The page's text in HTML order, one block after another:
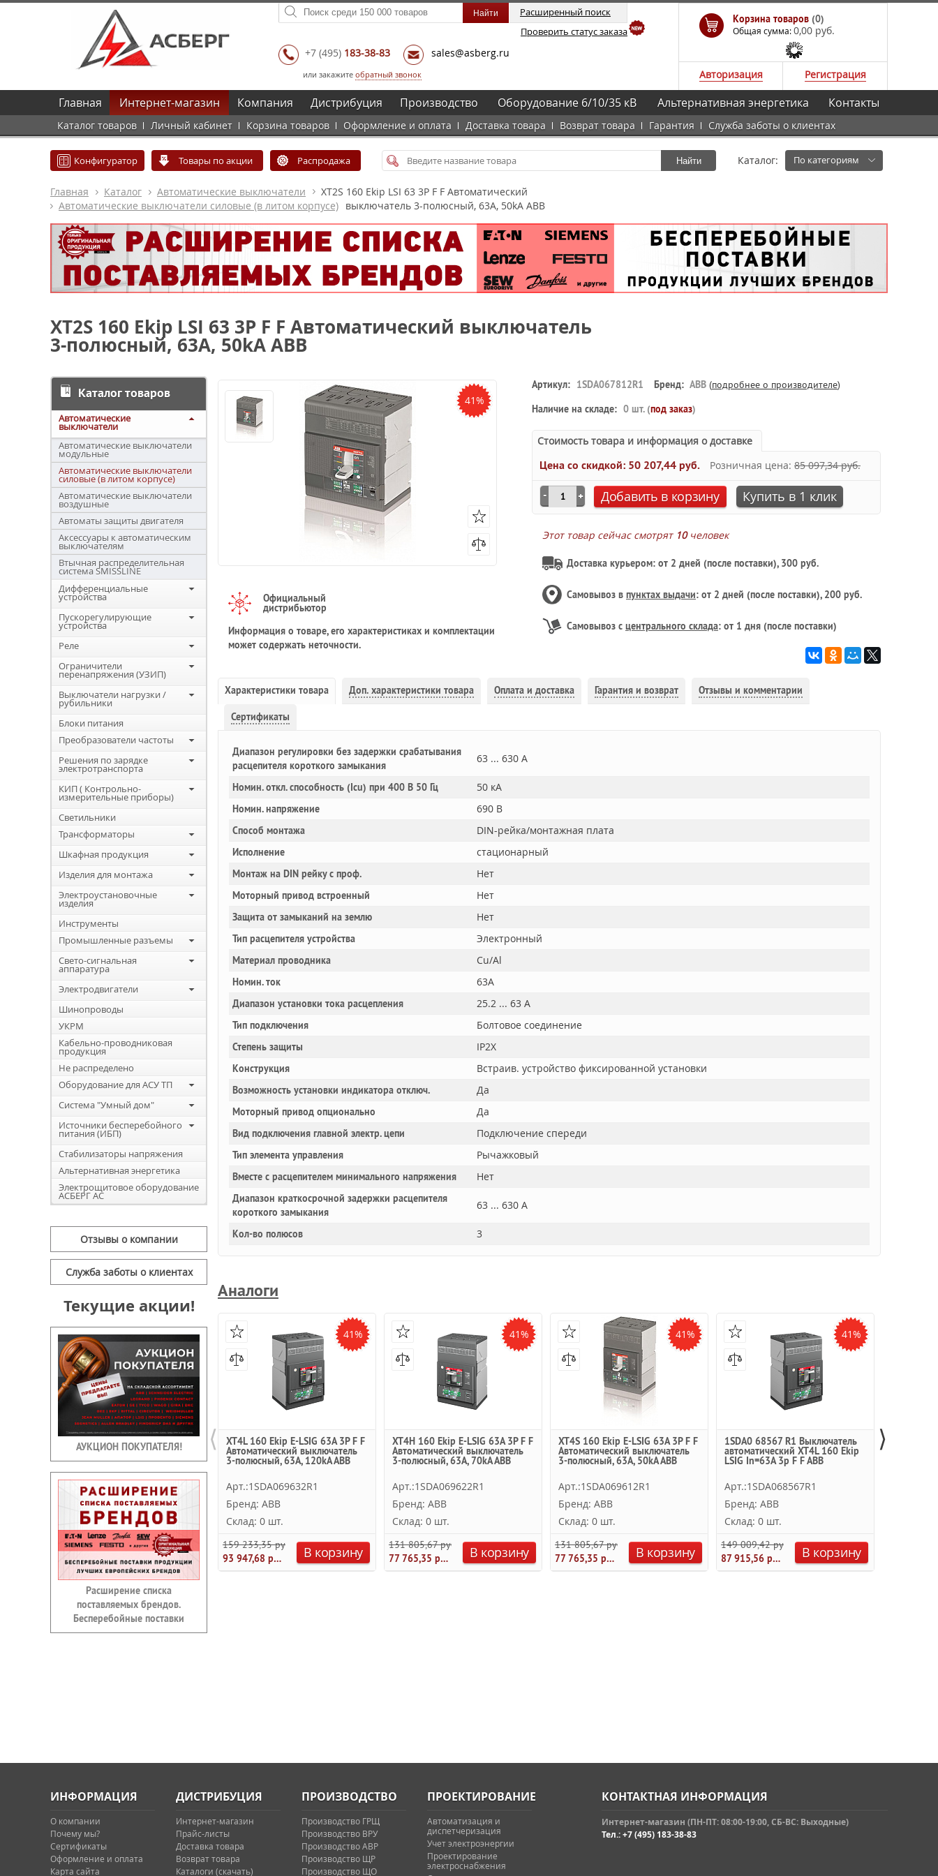
Расширенный поиск
Проверить статус заказа
+7 (495) 183-38-83 sales@asberg.ru
или закажите обратный звонок
Корзина товаров (0)
Общая сумма:0,00 руб.
Авторизация Регистрация
Главная Интернет-магазин
Каталог товаров Личный кабинет Корзина товаров Оформление и оплата Доставка товара Возврат товара Гарантия Служба заботы о клиентах
Компания Дистрибуция Производство Оборудование 6/10/35 кВ Альтернативная энергетика Контакты
Конфигуратор Товары по акции Распродажа Найти Каталог: По категориям
Главная Каталог
Автоматические выключатели
Автоматические выключатели силовые (в литом корпусе)
XT2S 160 Ekip LSI 63 3P F F Автоматический
выключатель 3-полюсный, 63А, 50kA ABB
XT2S 160 Ekip LSI 63 3P F F Автоматический выключатель
3-полюсный, 63А, 50kA ABB
Каталог товаров
Автоматические
выключатели
Автоматические выключатели
модульные
Автоматические выключатели
силовые (в литом корпусе)
Автоматические выключатели
воздушные
Автоматы защиты двигателя
Аксессуары к автоматическим
выключателям
Втычная распределительная
система SMISSLINE
Дифференциальные
устройства
Пускорегулирующие
устройства
Реле
Ограничители
перенапряжения (УЗИП)
Выключатели нагрузки /
рубильники
Блоки питания
Преобразователи частоты
Решения по зарядке
электротранспорта
КИП ( Контрольно-
измерительные приборы)
Светильники
Трансформаторы
Шкафная продукция
Изделия для монтажа
Электроустановочные
изделия
Инструменты
Промышленные разъемы
Свето-сигнальная
аппаратура
Электродвигатели
Шинопроводы
УКРМ
Кабельно-проводниковая
продукция
Не распределено
Оборудование для АСУ ТП
Система "Умный дом"
Источники бесперебойного
питания (ИБП)
Стабилизаторы напряжения
Альтернативная энергетика
Электрощитовое оборудование
АСБЕРГ АС
Отзывы о компании
Служба заботы о клиентах
Текущие акции!
АУКЦИОН ПОКУПАТЕЛЯ!
Расширение списка
поставляемых брендов.
Бесперебойные поставки
41%
Официальный
дистрибьютор
Информация о товаре, его характеристиках и комплектации
может содержать неточности.
Артикул: 1SDA067812R1 Бренд: ABB (подробнее о производителе)
Наличие на складе: 0 шт. (под заказ)
Стоимость товара и информация о доставке
Цена со скидкой: 50 207,44 руб. Розничная цена: 85 097,34 руб.
Добавить в корзину Купить в 1 клик
Этот товар сейчас смотрят 10человек
Доставка курьером: от 2 дней (после поставки), 300 руб.
Самовывоз в пунктах выдачи: от 2 дней (после поставки), 200 руб.
Самовывоз с центрального склада: от 1 дня (после поставки)
Характеристики товара Доп. характеристики товара Оплата и доставка Гарантия и возврат Отзывы и комментарии
Сертификаты
Диапазон регулировки без задержки срабатывания
расцепителя короткого замыкания
63 ... 630 А
Номин. откл. способность (Icu) при 400 В 50 Гц 50 кА
Номин. напряжение 690 В
Способ монтажа DIN-рейка/монтажная плата
Исполнение стационарный
Монтаж на DIN рейку с проф. Нет
Моторный привод встроенный Нет
Защита от замыканий на землю Нет
Тип расцепителя устройства Электронный
Материал проводника Cu/Al
Номин. ток 63A
Диапазон установки тока расцепления 25.2 ... 63 А
Тип подключения Болтовое соединение
Степень защиты IP2X
Конструкция Встраив. устройство фиксированной установки
Возможность установки индикатора отключ. Да
Моторный привод опционально Да
Вид подключения главной электр. цепи Подключение спереди
Тип элемента управления Рычажковый
Вместе с расцепителем минимального напряжения Нет
Диапазон краткосрочной задержки расцепителя
короткого замыкания
63 ... 630 А
Кол-во полюсов 3
Аналоги
41%
XT4L 160 Ekip E-LSIG 63A 3P F F
Автоматический выключатель
3-полюсный, 63A, 120kA ABB
Арт.:1SDA069632R1
Бренд: ABB
Склад: 0 шт.
159 233,35 руб.
93 947,68 руб.
В корзину
41%
XT4H 160 Ekip E-LSIG 63A 3P F F
Автоматический выключатель
3-полюсный, 63A, 70kA ABB
Арт.:1SDA069622R1
Бренд: ABB
Склад: 0 шт.
131 805,67 руб.
77 765,35 руб.
В корзину
41%
XT4S 160 Ekip E-LSIG 63A 3P F F
Автоматический выключатель
3-полюсный, 63A, 50kA ABB
Арт.:1SDA069612R1
Бренд: ABB
Склад: 0 шт.
131 805,67 руб.
77 765,35 руб.
В корзину
41%
1SDA0 68567 R1 Выключатель
автоматический XT4L 160 Ekip
LSIG In=63A 3p F F ABB
Арт.:1SDA068567R1
Бренд: ABB
Склад: 0 шт.
149 009,42 руб.
87 915,56 руб.
В корзину
⟨ ⟩
ИНФОРМАЦИЯ
О компании
Почему мы?
Сертификаты
Оформление и оплата
Карта сайта
ДИСТРИБУЦИЯ
Интернет-магазин
Прайс-листы
Доставка товара
Возврат товара
Каталоги (скачать)
ПРОИЗВОДСТВО
Производство ГРЩ
Производство ВРУ
Производство АВР
Производство ЩР
Производство ЩО
ПРОЕКТИРОВАНИЕ
Автоматизация и
диспетчеризация
Учет электроэнергии
Проектирование
электроснабжения
КОНТАКТНАЯ ИНФОРМАЦИЯ
Интернет-магазин (ПН-ПТ: 08:00-19:00, СБ-ВС: Выходные)
Тел.: +7 (495) 183-38-83